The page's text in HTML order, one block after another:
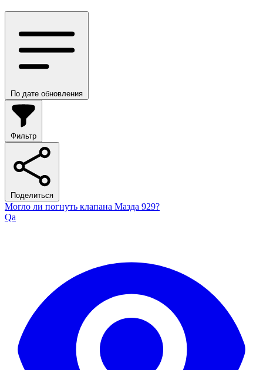
По дате обновления
Фильтр
Поделиться
Могло ли погнуть клапана Мазда 929?
Qa